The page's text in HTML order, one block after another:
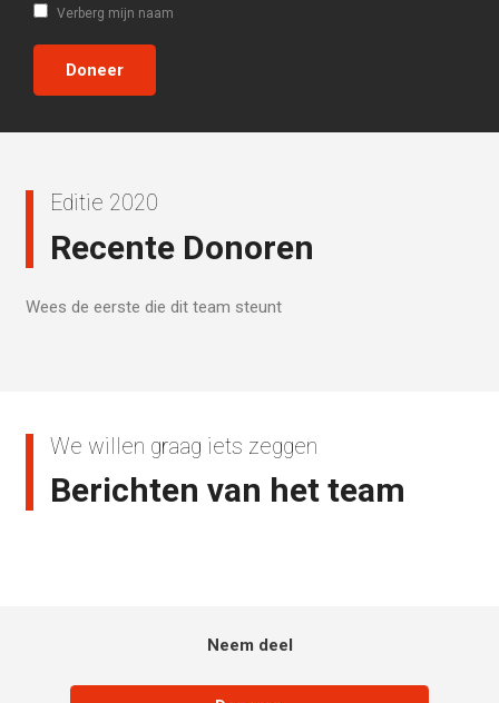
Verberg mijn naam
Editie 2020
Recente Donoren
Wees de eerste die dit team steunt
We willen graag iets zeggen
Berichten van het team
Neem deel